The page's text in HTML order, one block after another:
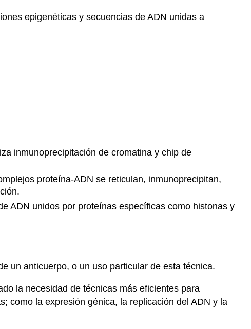
epigenéticas y secuencias de ADN unidas a
inmunoprecipitación de cromatina y chip de
proteína-ADN se reticulan, inmunoprecipitan,
ADN unidos por proteínas específicas como histonas y
un anticuerpo, o un uso particular de esta técnica.
la necesidad de técnicas más eficientes para
como la expresión génica, la replicación del ADN y la